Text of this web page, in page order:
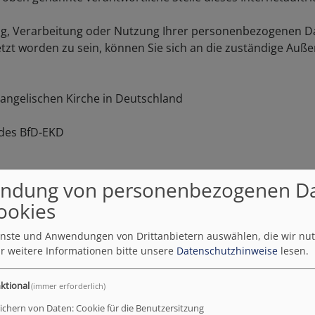
Verarbeitung oder Nutzung Ihrer personenbezogenen
worden zu sein, können Sie sich an die zuständige
Kirche in Deutschland
BfD-EKD
(auch bei dieser Homepage) wenden Sie
von personenbezogenen
und Anwendungen von Drittanbietern auswählen, die wir
weitere Informationen bitte unsere Datenschutzhinweise lesen.
(immer erforderlich)
von Daten: Cookie für die Benutzersitzung